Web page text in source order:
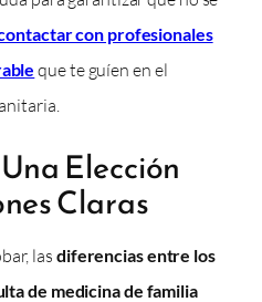
con profesionales
que te guíen en el
Elección
Claras
las diferencias entre los
de medicina de familia